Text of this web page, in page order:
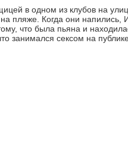
в одном из клубов на
пляже. Когда они напились,
что была пьяна и
занимался сексом на